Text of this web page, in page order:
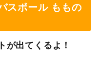
スボール ももの
が出てくるよ！